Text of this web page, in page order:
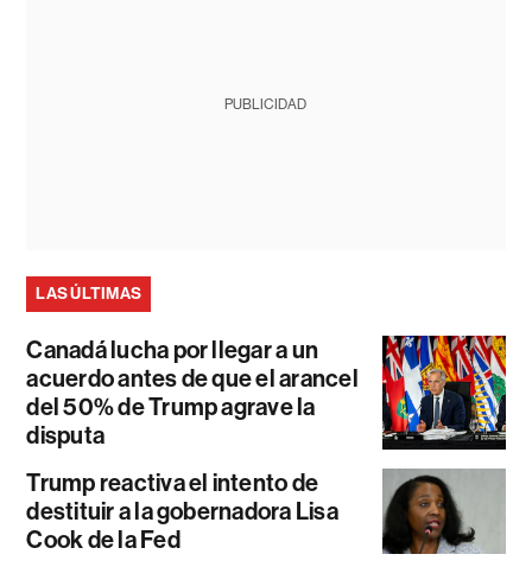
PUBLICIDAD
LAS ÚLTIMAS
Canadá lucha por llegar a un
acuerdo antes de que el arancel
del 50% de Trump agrave la
disputa
Trump reactiva el intento de
destituir a la gobernadora Lisa
Cook de la Fed